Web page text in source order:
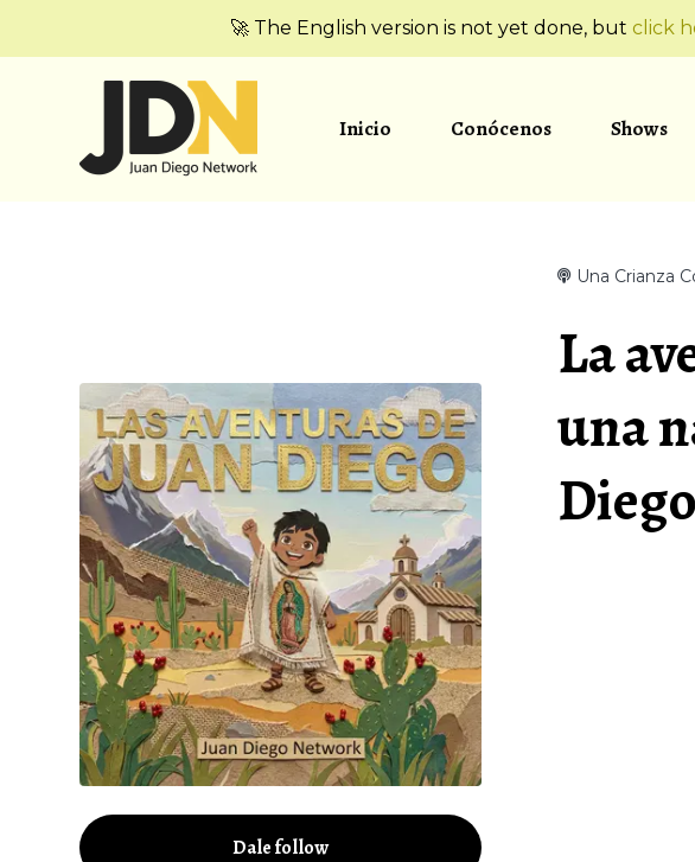
🚀 The English version is not yet done, but click
Inicio Conócenos Shows
Dale follow
Una Crianza
La
una
Diego